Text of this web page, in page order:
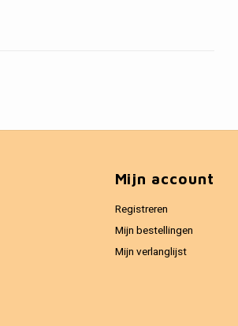
Mijn account
Registreren
Mijn bestellingen
Mijn verlanglijst